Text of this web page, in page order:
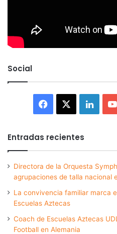
Social
Facebook
Entradas recientes
Directora de la Orquesta
agrupaciones de talla nacional
La convivencia familiar marca
Escuelas Aztecas
Coach de Escuelas Aztecas
Football en Alemania